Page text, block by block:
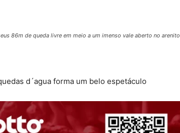
86m de queda livre em meio a um imenso vale aberto no arenito
d´agua forma um belo espetáculo